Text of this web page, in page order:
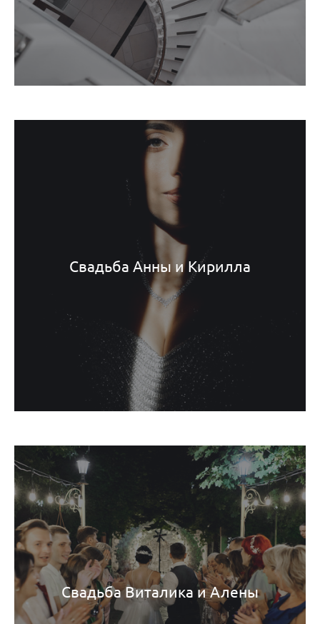
Свадьба Анны и Кирилла
Свадьба Виталика и Алены